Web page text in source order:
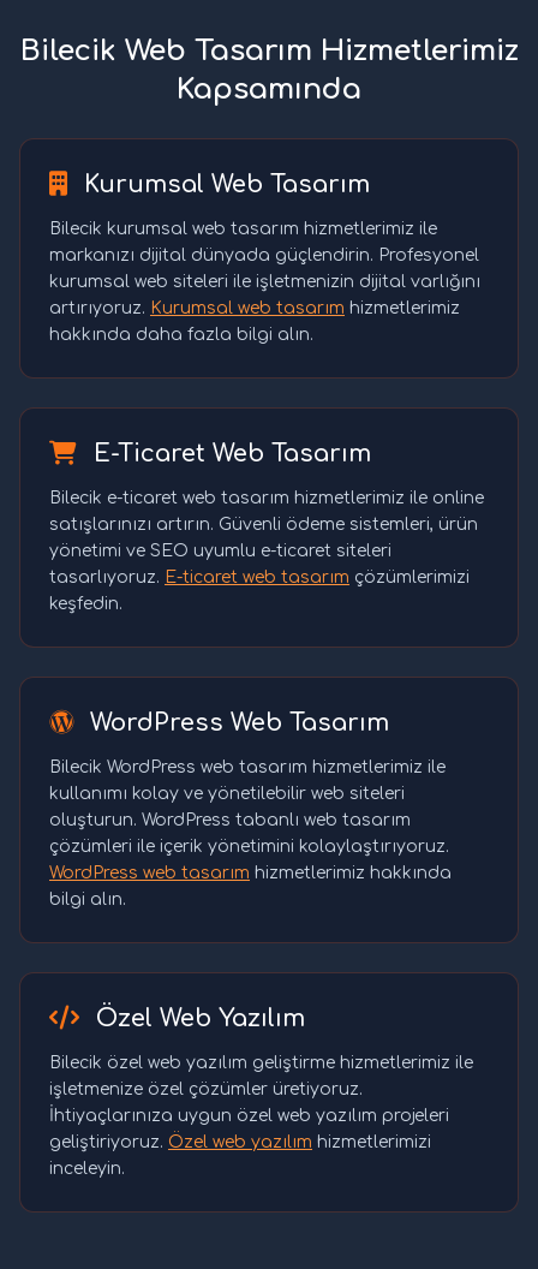
Bilecik Web Tasarım Hizmetlerimiz
Kapsamında
Kurumsal Web Tasarım
Bilecik kurumsal web tasarım hizmetlerimiz ile
markanızı dijital dünyada güçlendirin. Profesyonel
kurumsal web siteleri ile işletmenizin dijital varlığını
artırıyoruz. Kurumsal web tasarım hizmetlerimiz
hakkında daha fazla bilgi alın.
E-Ticaret Web Tasarım
Bilecik e-ticaret web tasarım hizmetlerimiz ile online
satışlarınızı artırın. Güvenli ödeme sistemleri, ürün
yönetimi ve SEO uyumlu e-ticaret siteleri
tasarlıyoruz. E-ticaret web tasarım çözümlerimizi
keşfedin.
WordPress Web Tasarım
Bilecik WordPress web tasarım hizmetlerimiz ile
kullanımı kolay ve yönetilebilir web siteleri
oluşturun. WordPress tabanlı web tasarım
çözümleri ile içerik yönetimini kolaylaştırıyoruz.
WordPress web tasarım hizmetlerimiz hakkında
bilgi alın.
Özel Web Yazılım
Bilecik özel web yazılım geliştirme hizmetlerimiz ile
işletmenize özel çözümler üretiyoruz.
İhtiyaçlarınıza uygun özel web yazılım projeleri
geliştiriyoruz. Özel web yazılım hizmetlerimizi
inceleyin.